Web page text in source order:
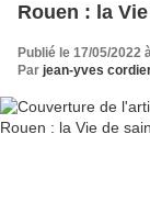
Rouen : la
Publié le 17/05/2022
Par jean-yves